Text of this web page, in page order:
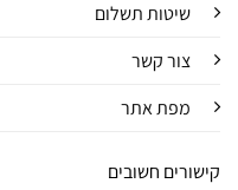
שיטות תשלום
צור קשר
מפת אתר
קישורים חשובים